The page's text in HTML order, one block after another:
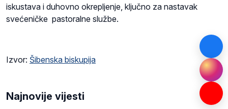
iskustava i duhovno okrepljenje, ključno za nastavak
svećeničke pastoralne službe.
Izvor: Šibenska biskupija
Najnovije vijesti